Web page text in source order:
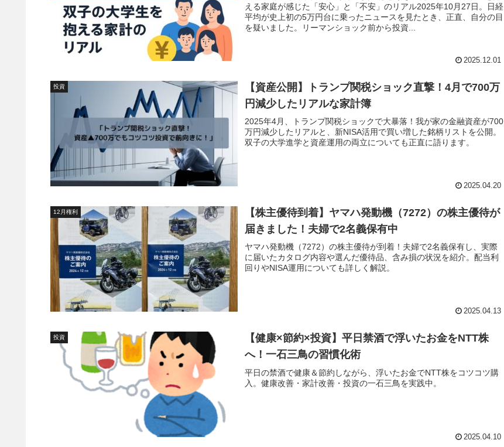
える家庭が感じた「安心」と「不安」のリアル2025年10月27日。日経
平均が史上初の5万円台に乗ったニュースを見たとき、正直、自分の目
を疑いました。リーマンショック前から投資...
2025.12.01
投資
【資産公開】トランプ関税ショック直撃！4月で700万
円減少したリアルな家計簿
2025年4月、トランプ関税ショックで大暴落！我が家の金融資産が700
万円減少したリアルと、新NISA活用で買い増した銘柄リストを公開。
双子の大学進学と資産運用の両立についても正直に語ります。
2025.04.20
12月権利
【株主優待到着】ヤマハ発動機（7272）の株主優待が
届きました！夫婦で2名義保有中
ヤマハ発動機（7272）の株主優待が到着！夫婦で2名義保有し、実際
に届いたカタログ内容や選んだ優待品、含み損の状況を紹介。配当利
回りやNISA運用についても詳しく解説。
2025.04.13
投資
【健康×節約×投資】平日禁酒で浮いたお金をNTT株
へ！一石三鳥の習慣化術
平日の禁酒で健康＆節約しながら、浮いたお金でNTT株をコツコツ購
入。健康改善・家計改善・投資の一石三鳥を実践中。
2025.04.10